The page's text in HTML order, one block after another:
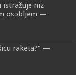
istražuje niz
osobljem —
raketa?“ —